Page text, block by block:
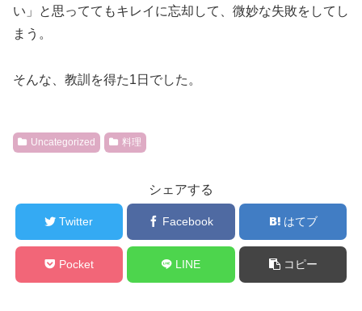
い」と思っててもキレイに忘却して、微妙な失敗をしてし
まう。
そんな、教訓を得た1日でした。
Uncategorized 料理
シェアする
Twitter Facebook はてブ
Pocket LINE コピー